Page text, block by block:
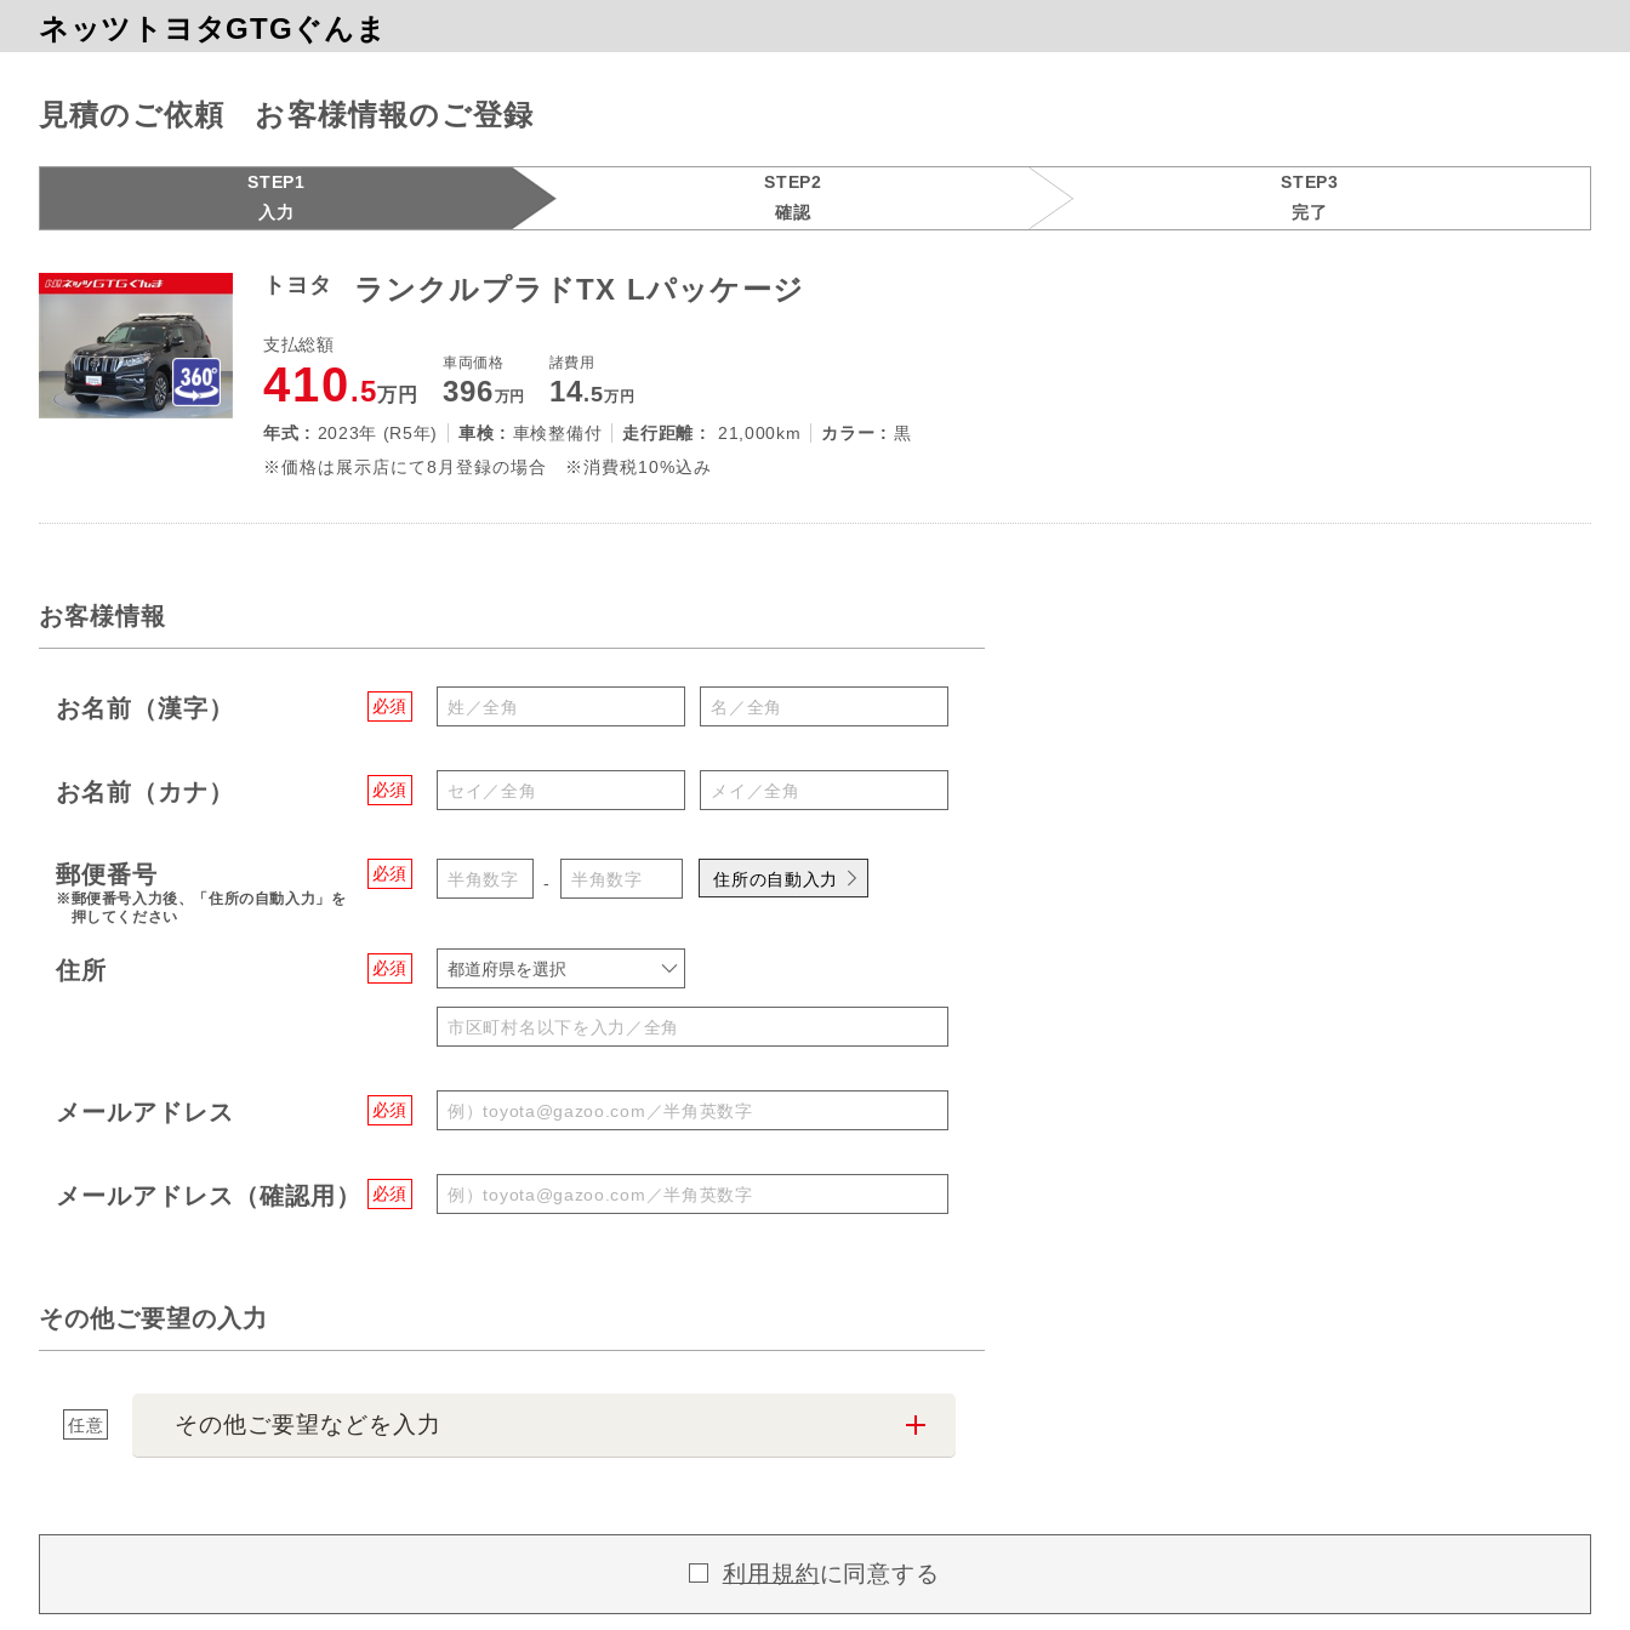
ネッツトヨタGTGぐんま
見積のご依頼 お客様情報のご登録
STEP1
入力
STEP2
確認
STEP3
完了
トヨタ ランクルプラドTX Lパッケージ
支払総額
410.5万円
車両価格
396万円
諸費用
14.5万円
年式 : 2023年 (R5年) 車検 : 車検整備付 走行距離 : 21,000km カラー : 黒
※価格は展示店にて8月登録の場合 ※消費税10%込み
お客様情報
必須
お名前（漢字）
必須
お名前（カナ）
必須
郵便番号
※郵便番号入力後、「住所の自動入力」を
押してください
- 住所の自動入力
必須
住所 都道府県を選択
必須
メールアドレス
必須
メールアドレス（確認用）
その他ご要望の入力
任意 その他ご要望などを入力
利用規約に同意する